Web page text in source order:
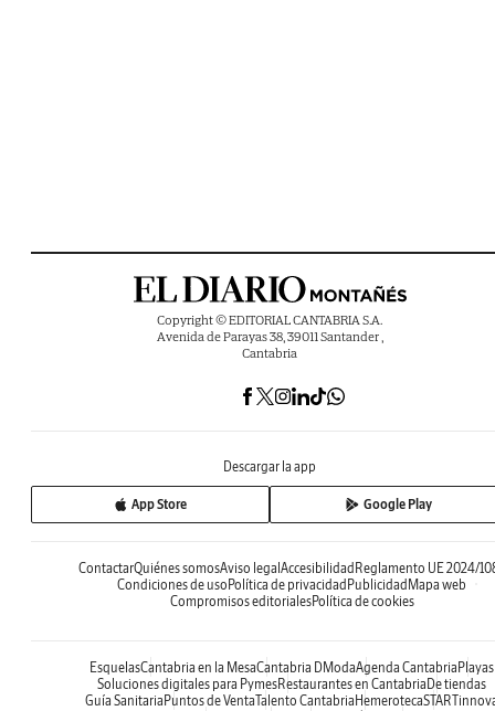
Copyright © EDITORIAL CANTABRIA S.A.
Avenida de Parayas 38, 39011 Santander ,
Cantabria
Descargar la app
App Store Google Play
ContactarQuiénes somosAviso legalAccesibilidadReglamento UE 2024/
Condiciones de usoPolítica de privacidadPublicidadMapa web
Compromisos editorialesPolítica de cookies
EsquelasCantabria en la MesaCantabria DModaAgenda CantabriaPlayas
Soluciones digitales para PymesRestaurantes en CantabriaDe tiendas
Guía SanitariaPuntos de VentaTalento CantabriaHemeroteca